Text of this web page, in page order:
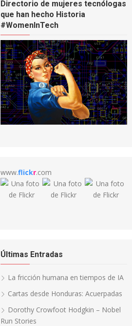
Directorio de mujeres tecnólogas
que han hecho Historia
#WomenInTech
www.flickr.com
Últimas Entradas
La fricción humana en tiempos de IA
Cartas desde Honduras: Acuerpadas
Dorothy Crowfoot Hodgkin – Nobel
Run Stories